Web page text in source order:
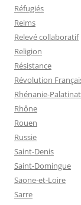
Réfugiés
Reims
Relevé collaboratif
Religion
Résistance
Révolution
Rhénanie-Palatinat
Rhône
Rouen
Russie
Saint-Denis
Saint-Domingue
Saone-et-Loire
Sarre